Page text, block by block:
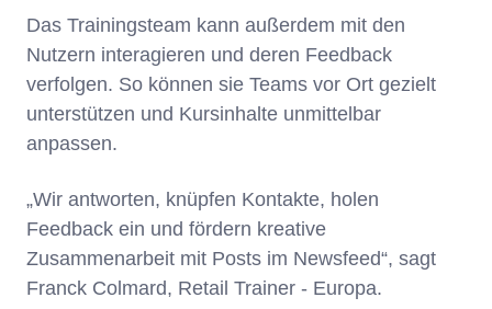
Das Trainingsteam kann außerdem mit den
Nutzern interagieren und deren Feedback
verfolgen. So können sie Teams vor Ort gezielt
unterstützen und Kursinhalte unmittelbar
anpassen.
„Wir antworten, knüpfen Kontakte, holen
Feedback ein und fördern kreative
Zusammenarbeit mit Posts im Newsfeed“, sagt
Franck Colmard, Retail Trainer - Europa.